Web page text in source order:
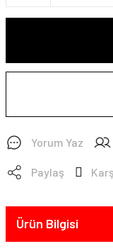
Yorum Yaz
Paylaş
Ürün Bilgisi